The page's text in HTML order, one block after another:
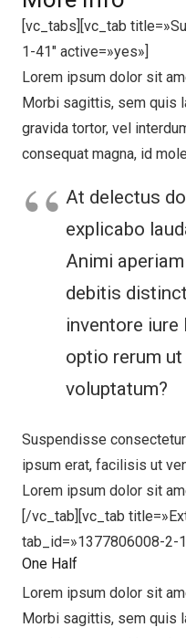
[vc_tabs][vc_tab
1-41″ active=»yes»]
Lorem ipsum dolor sit
Morbi sagittis, sem quis
gravida tortor, vel
consequat magna, id
At delectus
explicabo
Animi
debitis
inventore iure
optio rerum
voluptatum?
Suspendisse
ipsum erat, facilisis ut
Lorem ipsum dolor sit
[/vc_tab][vc_tab
tab_id=»1377806008-2-
One Half
Lorem ipsum dolor sit
Morbi sagittis, sem quis